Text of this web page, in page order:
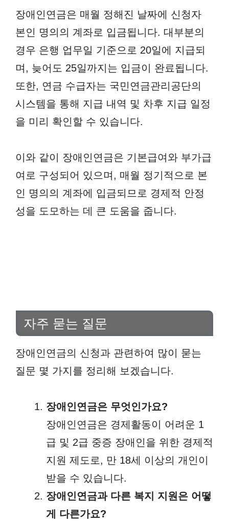
장애인연금은 매월 정해진 날짜에 신청자
본인 명의의 계좌로 입금됩니다. 대부분의
경우 은행 업무일 기준으로 20일에 지급되
며, 늦어도 25일까지는 입금이 완료됩니다.
또한, 연금 수급자는 국민연금관리공단의
시스템을 통해 지급 내역 및 차후 지급 일정
을 미리 확인할 수 있습니다.
이와 같이 장애인연금은 기본급여와 부가급
여로 구성되어 있으며, 매월 정기적으로 본
인 명의의 계좌에 입금되므로 경제적 안정
성을 도모하는 데 큰 도움을 줍니다.
자주 묻는 질문
장애인연금의 신청과 관련하여 많이 묻는
질문 몇 가지를 정리해 보겠습니다.
장애인연금은 무엇인가요?
장애인연금은 경제활동이 어려운 1
급 및 2급 중증 장애인을 위한 경제적
지원 제도로, 만 18세 이상의 개인이
받을 수 있습니다.
장애인연금과 다른 복지 지원은 어떻
게 다른가요?